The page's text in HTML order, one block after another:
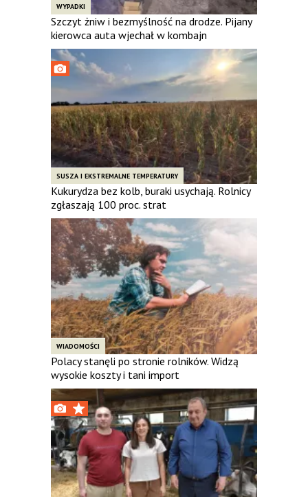
WYPADKI
Szczyt żniw i bezmyślność na drodze. Pijany
kierowca auta wjechał w kombajn
SUSZA I EKSTREMALNE TEMPERATURY
Kukurydza bez kolb, buraki usychają. Rolnicy
zgłaszają 100 proc. strat
WIADOMOŚCI
Polacy stanęli po stronie rolników. Widzą
wysokie koszty i tani import